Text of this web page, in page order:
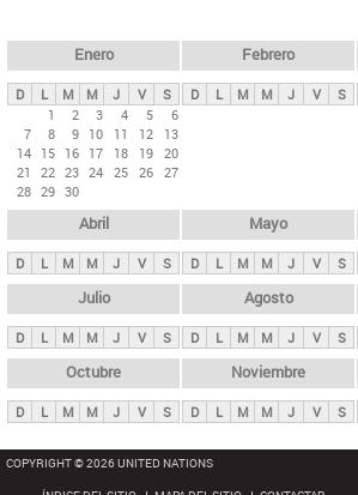
ds
p
n
i
p
a
l
s
Enero
D L M M J V
S
1
2 3 4 5
6
7
8 9 10 11 12
13
14 15 16 17 18 19 20
21
22 23 24 25 26 27
28 29 30
Febrero
D L M M J V S
Abril
D L M M J V S
Mayo
D L M M J V S
Julio
D L M M J V S
Agosto
D L M M J V S
Octubre
D L M M J V S
Noviembre
D L M M J V S
COPYRIGHT © 2026 UNITED NATIONS